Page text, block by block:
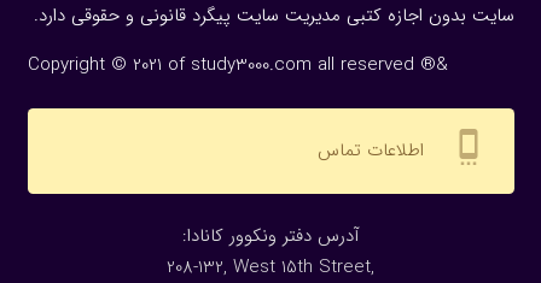
سایت بدون اجازه كتبی مدیریت سایت پیگرد قانونی و حقوقی دارد.
Copyright © 2021 of study3000.com all reserved ®&
settings_cell اطلاعات تماس
:آدرس دفتر ونکوور کانادا
208-132, West 15th Street,